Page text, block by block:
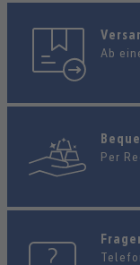
Ab
Per